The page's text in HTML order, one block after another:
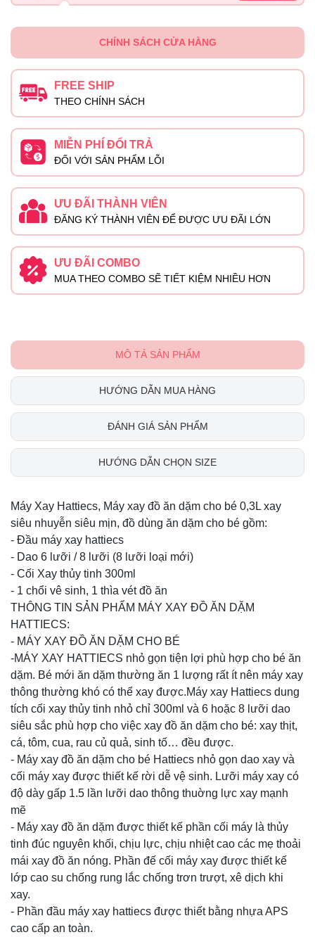
CHÍNH SÁCH CỬA HÀNG
FREE SHIP
THEO CHÍNH SÁCH
MIỄN PHÍ ĐỔI TRẢ
ĐỐI VỚI SẢN PHẨM LỖI
ƯU ĐÃI THÀNH VIÊN
ĐĂNG KÝ THÀNH VIÊN ĐỂ ĐƯỢC ƯU ĐÃI LỚN
ƯU ĐÃI COMBO
MUA THEO COMBO SẼ TIẾT KIỆM NHIỀU HƠN
MÔ TẢ SẢN PHẨM
HƯỚNG DẪN MUA HÀNG
ĐÁNH GIÁ SẢN PHẨM
HƯỚNG DẪN CHỌN SIZE
Máy Xay Hattiecs, Máy xay đồ ăn dặm cho bé 0,3L xay
siêu nhuyễn siêu mịn, đồ dùng ăn dặm cho bé gồm:
- Đầu máy xay hattiecs
- Dao 6 lưỡi / 8 lưỡi (8 lưỡi loại mới)
- Cối Xay thủy tinh 300ml
- 1 chổi vê sinh, 1 thìa vét đồ ăn
THÔNG TIN SẢN PHẨM MÁY XAY ĐỒ ĂN DẶM
HATTIECS:
- MÁY XAY ĐỒ ĂN DẶM CHO BÉ
-MÁY XAY HATTIECS nhỏ gọn tiện lợi phù hợp cho bé ăn
dặm. Bé mới ăn dặm thường ăn 1 lượng rất ít nên máy xay
thông thường khó có thể xay được.Máy xay Hattiecs dung
tích cối xay thủy tinh nhỏ chỉ 300ml và 6 hoặc 8 lưỡi dao
siêu sắc phù hợp cho việc xay đồ ăn dặm cho bé: xay thịt,
cá, tôm, cua, rau củ quả, sinh tố… đều được.
- Máy xay đồ ăn dặm cho bé Hattiecs nhỏ gọn dao xay và
cối máy xay được thiết kế rời dễ vệ sinh. Lưỡi máy xay có
độ dày gấp 1.5 lần lưỡi dao thông thuờng lực xay mạnh
mẽ
- Máy xay đồ ăn dặm được thiết kế phần cối máy là thủy
tinh đúc nguyên khối, chịu lực, chịu nhiệt cao các mẹ thoải
mái xay đồ ăn nóng. Phần đế cối máy xay được thiết kế
lớp cao su chống rung lắc chống trơn trượt, xê dịch khi
xay.
- Phần đầu máy xay hattiecs được thiết bằng nhựa APS
cao cấp an toàn.